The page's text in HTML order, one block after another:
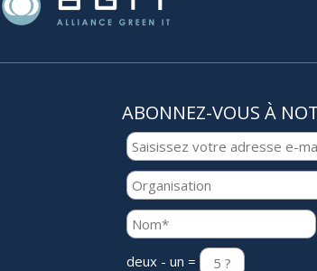
ABONNEZ-VOUS À
deux - un =